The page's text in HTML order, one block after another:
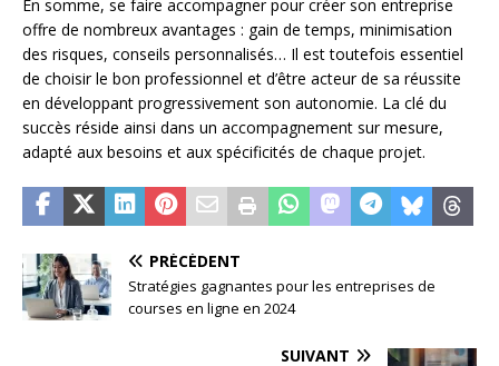
En somme, se faire accompagner pour créer son entreprise
offre de nombreux avantages : gain de temps, minimisation
des risques, conseils personnalisés… Il est toutefois essentiel
de choisir le bon professionnel et d’être acteur de sa réussite
en développant progressivement son autonomie. La clé du
succès réside ainsi dans un accompagnement sur mesure,
adapté aux besoins et aux spécificités de chaque projet.
PRÉCÉDENT
Stratégies gagnantes pour les entreprises de
courses en ligne en 2024
SUIVANT